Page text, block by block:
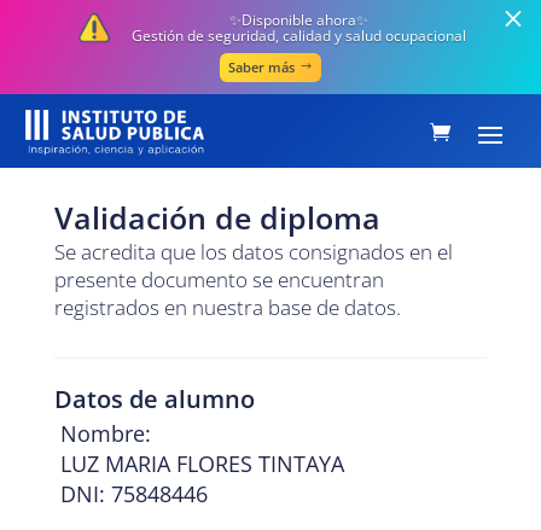
✨Disponible ahora✨
Gestión de seguridad, calidad y salud ocupacional
Saber más
Validación de diploma
Se acredita que los datos consignados en el
presente documento se encuentran
registrados en nuestra base de datos.
Datos de alumno
Nombre:
LUZ MARIA FLORES TINTAYA
DNI: 75848446